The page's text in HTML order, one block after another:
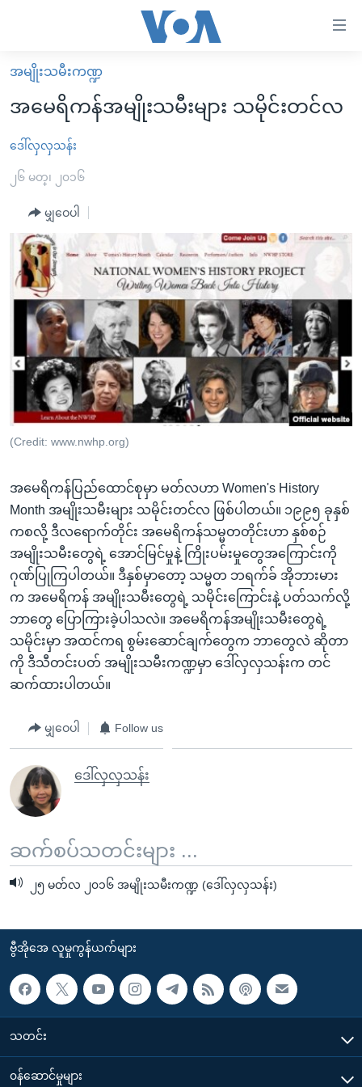
လွယ်ကူ
စေ
များ
အကြောင်းအရာ
ကျော်
ကြည့်
အ
စာမျက်နှာ
မူလစာမျက်နှာ
မြန်မာ
ကမ္ဘာ့သတင်းများ
နိုင်ငံတကာ
တရုတ်
အစ္စရေး-ပါလက်စတိုင်း
ဗွီဒီယို
ရပ်ဝန်းတခု လမ်းတခု အလွန်
အင်္ဂလိပ်စာလေ့လာမယ်
အမေရိကန်သုံးအီဒီယံ
မကြေးမုံရဲ့ အင်္ဂလိပ်စာ
ရုပ်ရှင်ထဲက အင်္ဂလိပ်စာ
သုတပဒေသာ အင်္ဂလိပ်စာ
အပတ်စဉ်ကဏ္ဍများ
ရေဒီယို
တီဗွီ
ရေဒီယိုနှင့်ရုပ်သံ အချက်အလက်များ
ရေဒီယို/တီဗွီအစီအစဉ်
Learning English
ဘာသာစကားများ
အမျိုးသမီးကဏ္ဍ
အမေရိကန်အမျိုးသမီးများ သမိုင်းတင်လ
ဒေါ်လှလှသန်း
၂၆ မတ္၊ ၂၀၁၆
မျှဝေပါ
(Credit: www.nwhp.org)
အမေရိကန်ပြည်ထောင်စုမှာ မတ်လဟာ Women's History
Month အမျိုးသမီးများ သမိုင်းတင်လ ဖြစ်ပါတယ်။ ၁၉၉၅ ခုနှစ်
ကစလို့ ဒီလရောက်တိုင်း အမေရိကန်သမ္မတတိုင်းဟာ နှစ်စဉ်
အမျိုးသမီးတွေရဲ့ အောင်မြင်မှုနဲ့ ကြိုးပမ်းမှုတွေအကြောင်းကို
ဂုဏ်ပြုကြပါတယ်။ ဒီနှစ်မှာတော့ သမ္မတ ဘရက်ခ် အိုဘားမား
က အမေရိကန် အမျိုးသမီးတွေရဲ့ သမိုင်းကြောင်းနဲ့ ပတ်သက်လို့
ဘာတွေ ပြောကြားခဲ့ပါသလဲ။ အမေရိကန်အမျိုးသမီးတွေရဲ့
သမိုင်းမှာ အထင်ကရ စွမ်းဆောင်ချက်တွေက ဘာတွေလဲ ဆိုတာ
ကို ဒီသီတင်းပတ် အမျိုးသမီးကဏ္ဍမှာ ဒေါ်လှလှသန်းက တင်
ဆက်ထားပါတယ်။
မျှဝေပါ Follow us
ဒေါ်လှလှသန်း
ဆက်စပ်သတင်းများ ...
၂၅ မတ်လ ၂၀၁၆ အမျိုးသမီးကဏ္ဍ (ဒေါ်လှလှသန်း)
ဗွီအိုအေ လူမှုကွန်ယက်များ
သတင်း
၀န်ဆောင်မှုများ